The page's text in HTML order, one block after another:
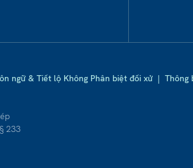
ngữ & Tiết lộ Không Phân biệt đối xử | Thông
233